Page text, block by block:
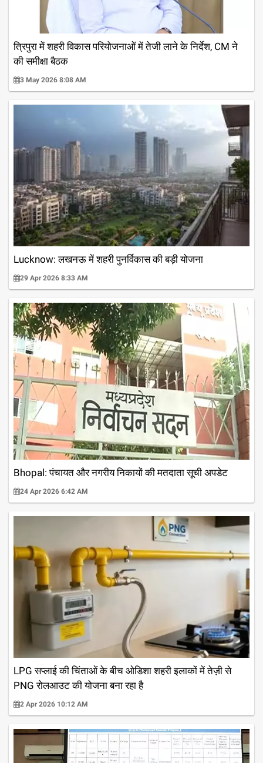
त्रिपुरा में शहरी विकास परियोजनाओं में तेजी लाने के निर्देश, CM ने
की समीक्षा बैठक
3 May 2026 8:08 AM
Lucknow: लखनऊ में शहरी पुनर्विकास की बड़ी योजना
29 Apr 2026 8:33 AM
Bhopal: पंचायत और नगरीय निकायों की मतदाता सूची अपडेट
24 Apr 2026 6:42 AM
LPG सप्लाई की चिंताओं के बीच ओडिशा शहरी इलाकों में तेज़ी से
PNG रोलआउट की योजना बना रहा है
2 Apr 2026 10:12 AM